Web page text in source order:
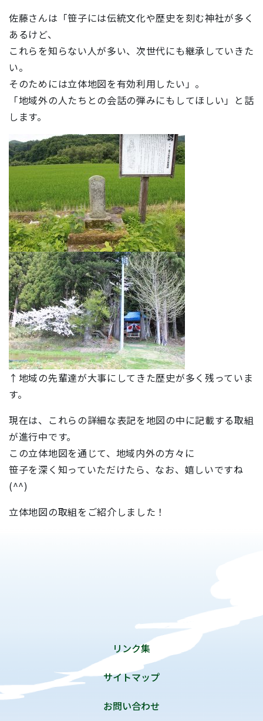
佐藤さんは「笹子には伝統文化や歴史を刻む神社が多く
あるけど、
これらを知らない人が多い、次世代にも継承していきた
い。
そのためには立体地図を有効利用したい」。
「地域外の人たちとの会話の弾みにもしてほしい」と話
します。
↑地域の先輩達が大事にしてきた歴史が多く残っていま
す。
現在は、これらの詳細な表記を地図の中に記載する取組
が進行中です。
この立体地図を通じて、地域内外の方々に
笹子を深く知っていただけたら、なお、嬉しいですね
(^^)
立体地図の取組をご紹介しました！
リンク集
サイトマップ
お問い合わせ